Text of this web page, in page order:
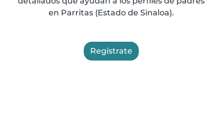
en Parritas (Estado de Sinaloa).
Regístrate